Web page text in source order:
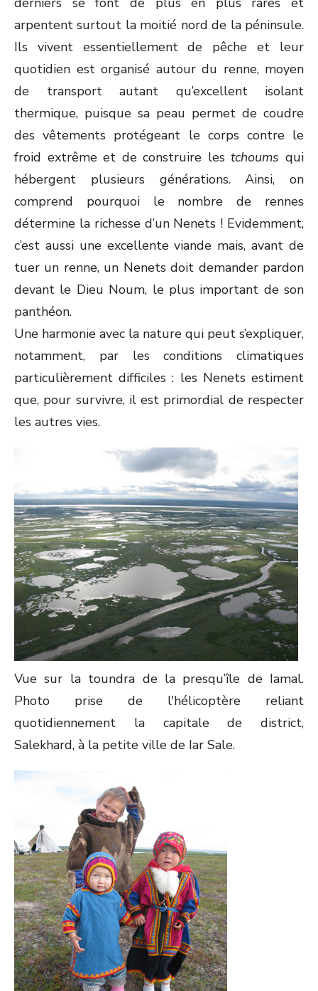
arpentent surtout la moitié nord de la péninsule.
Ils vivent essentiellement de pêche et leur
quotidien est organisé autour du renne, moyen
de transport autant qu’excellent isolant
thermique, puisque sa peau permet de coudre
des vêtements protégeant le corps contre le
froid extrême et de construire lestchoums qui
hébergent plusieurs générations. Ainsi, on
comprend pourquoi le nombre de rennes
détermine la richesse d’un Nenets ! Evidemment,
c’est aussi une excellente viande mais, avant de
tuer un renne, un Nenets doit demander pardon
devant le Dieu Noum, le plus important de son
panthéon.
Une harmonie avec la nature qui peut s’expliquer,
notamment, par les conditions climatiques
particulièrement difficiles : les Nenets estiment
que, pour survivre, il est primordial de respecter
les autres vies.
Vue sur la toundra de la presqu’île de Iamal.
Photo prise de l'hélicoptère reliant
quotidiennement la capitale de district,
Salekhard, à la petite ville de Iar Sale.